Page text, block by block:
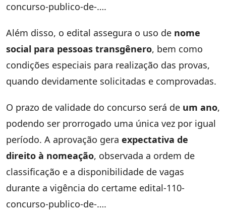
concurso-publico-de-….
Além disso, o edital assegura o uso de nome
social para pessoas transgênero, bem como
condições especiais para realização das provas,
quando devidamente solicitadas e comprovadas.
O prazo de validade do concurso será de um ano,
podendo ser prorrogado uma única vez por igual
período. A aprovação gera expectativa de
direito à nomeação, observada a ordem de
classificação e a disponibilidade de vagas
durante a vigência do certame edital-110-
concurso-publico-de-….